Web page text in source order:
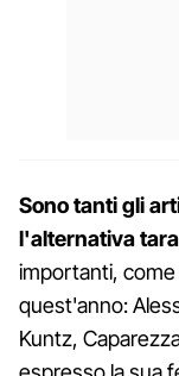
Sono tanti gli
l'alternativa
importanti,
quest'anno:
Kuntz,